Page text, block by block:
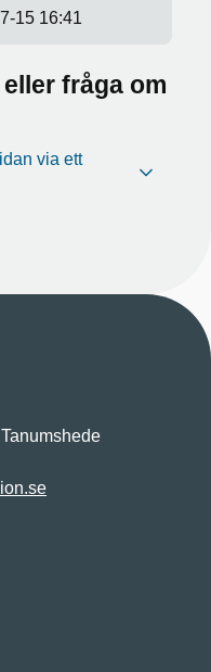
15 16:41
fråga om
via ett